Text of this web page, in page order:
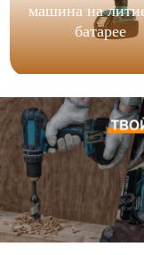
машина на
батарее